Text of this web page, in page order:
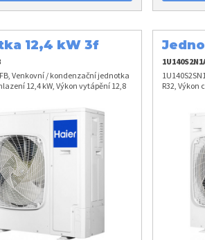
12,4 kW 3f
Venkovní / kondenzační jednotka
12,4 kW, Výkon vytápění 12,8
R32, Výkon